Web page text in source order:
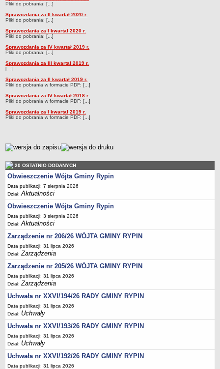
Struktura organizacyjna
Rada gminy
Wójt
Urząd gminy
Plan pracy komisji rewizyjnej
Sesje Rady Gminy Rypin
Statut
Uchwały
Protokoły
Imienne wykazy głosowań radnych
Postać dokumentów
Akty Prawne, Dzienniki Ustaw, Monitory Polskie
Prawo miejscowe
Zarządzenia
Studium uwarunkowań i kierunków zagospodarowania
przestrzennego
Dane przestrzenne - MPZP
Stałe obwody głosowania, numery, granice oraz siedziby
obwodowych komisji wyborczych, opis granic okręgów wyborczych
Plan ogólny gminy Rypin
FINANSE GMINY
Budżet
Zmiany budżetu
Wieloletnia Prognoza Finansowa
Majątek gminy
Pliki do pobrania: [...]
Sprawozdania za II kwartał 2020 r.
Pliki do pobrania: [...]
Sprawozdania za I kwartał 2020 r.
Pliki do pobrania: [...]
Sprawozdania za IV kwartał 2019 r.
Pliki do pobrania: [...]
Sprawozdania za III kwartał 2019 r.
[...]
Sprawozdania za II kwartał 2019 r.
Pliki do pobrania w formacie PDF: [...]
Sprawozdania za IV kwartał 2018 r.
Pliki do pobrania w formacie PDF: [...]
Sprawozdania za I kwartał 2019 r.
Pliki do pobrania w formacie PDF: [...]
metryczka
20 OSTATNIO DODANYCH
Obwieszczenie Wójta Gminy Rypin
Data publikacji: 7 sierpnia 2026
Dział:Aktualności
Obwieszczenie Wójta Gminy Rypin
Data publikacji: 3 sierpnia 2026
Dział:Aktualności
Zarządzenie nr 206/26 WÓJTA GMINY RYPIN
Data publikacji: 31 lipca 2026
Dział:Zarządzenia
Zarządzenie nr 205/26 WÓJTA GMINY RYPIN
Data publikacji: 31 lipca 2026
Dział:Zarządzenia
Uchwała nr XXVI/194/26 RADY GMINY RYPIN
Data publikacji: 31 lipca 2026
Dział: Uchwały
Uchwała nr XXVI/193/26 RADY GMINY RYPIN
Data publikacji: 31 lipca 2026
Dział: Uchwały
Uchwała nr XXVI/192/26 RADY GMINY RYPIN
Data publikacji: 31 lipca 2026